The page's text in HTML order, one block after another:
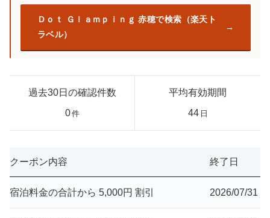
Ｄｏｔ Ｇｌａｍｐｉｎｇ 赤穂で検索（楽天ト
ラベル）
過去30日の確認件数
0件
平均有効期間
44 日
クーポン内容 終了日
宿泊料金の合計から 5,000円 割引 2026/07/31